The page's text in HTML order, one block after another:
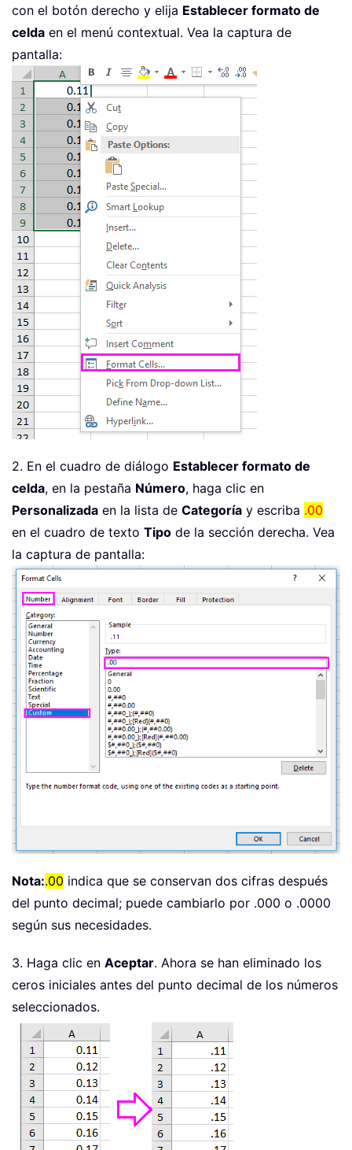
con el botón derecho y elija Establecer formato de
celda en el menú contextual. Vea la captura de
pantalla:
2. En el cuadro de diálogo Establecer formato de
celda, en la pestaña Número, haga clic en
Personalizada en la lista de Categoría y escriba .00
en el cuadro de texto Tipo de la sección derecha. Vea
la captura de pantalla:
Nota:.00 indica que se conservan dos cifras después
del punto decimal; puede cambiarlo por .000 o .0000
según sus necesidades.
3. Haga clic en Aceptar. Ahora se han eliminado los
ceros iniciales antes del punto decimal de los números
seleccionados.